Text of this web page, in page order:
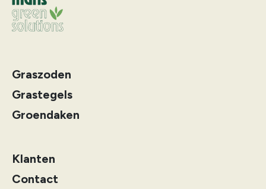
Graszoden
Grastegels
Groendaken
Klanten
Contact